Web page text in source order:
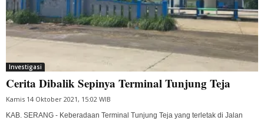
Investigasi
Cerita Dibalik Sepinya Terminal Tunjung Teja
Kamis 14 Oktober 2021, 15:02 WIB
KAB. SERANG - Keberadaan Terminal Tunjung Teja yang terletak di Jalan